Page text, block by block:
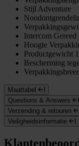
Stijl Adventure
Intercom Gereed
Hoogte
Productgewicht
Bescherming
Maattabel
Questions & Answers
Verzending & retouren
Veiligheidsinformatie